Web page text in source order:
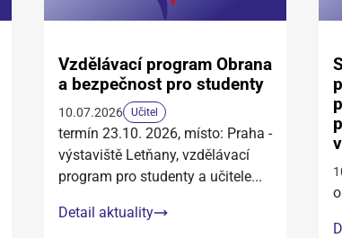
Vzdělávací program Obrana
a bezpečnost pro studenty
10.07.2026 Učitel
termín 23.10. 2026, místo: Praha -
výstaviště Letňany, vzdělávací
program pro studenty a učitele...
Detail aktuality